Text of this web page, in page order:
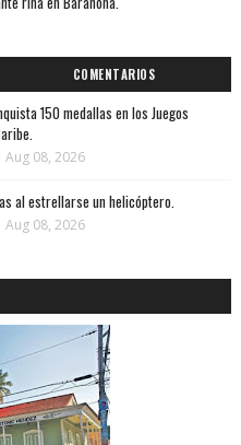
COMENTARIOS
150 medallas en los Juegos
Aug 08, 2026
al estrellarse un helicóptero.
Aug 08, 2026